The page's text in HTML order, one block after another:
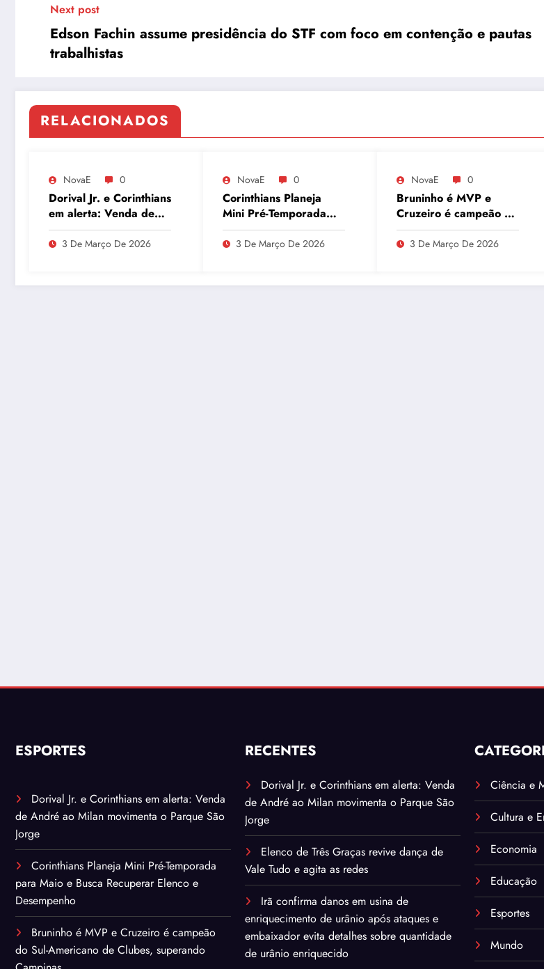
Next post
Edson Fachin assume presidência do STF com foco em contenção e pautas
trabalhistas
RELACIONADOS
NovaE 0
Dorival Jr. e Corinthians
em alerta: Venda de
André ao Milan
movimenta o Parque
3 De Março De 2026
NovaE 0
Corinthians Planeja
Mini Pré-Temporada
para Maio e Busca
Recuperar Elenco e
3 De Março De 2026
NovaE 0
Bruninho é MVP e
Cruzeiro é campeão do
Sul-Americano de
Clubes, superando
3 De Março De 2026
ESPORTES
Dorival Jr. e Corinthians em alerta: Venda
de André ao Milan movimenta o Parque São
Jorge
Corinthians Planeja Mini Pré-Temporada
para Maio e Busca Recuperar Elenco e
Desempenho
Bruninho é MVP e Cruzeiro é campeão
do Sul-Americano de Clubes, superando
RECENTES
Dorival Jr. e Corinthians em alerta: Venda
de André ao Milan movimenta o Parque São
Jorge
Elenco de Três Graças revive dança de
Vale Tudo e agita as redes
Irã confirma danos em usina de
enriquecimento de urânio após ataques e
embaixador evita detalhes sobre quantidade
de urânio enriquecido
Ciência e
Cultura e
Economia
Educação
Esportes
Mundo